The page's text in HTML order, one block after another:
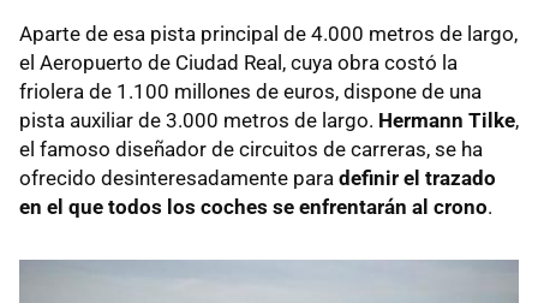
Aparte de esa pista principal de 4.000 metros de largo,
el Aeropuerto de Ciudad Real, cuya obra costó la
friolera de 1.100 millones de euros, dispone de una
pista auxiliar de 3.000 metros de largo. Hermann Tilke,
el famoso diseñador de circuitos de carreras, se ha
ofrecido desinteresadamente para definir el trazado
en el que todos los coches se enfrentarán al crono.